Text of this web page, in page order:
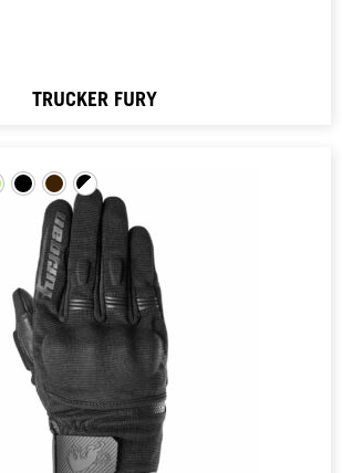
TRUCKER FURY